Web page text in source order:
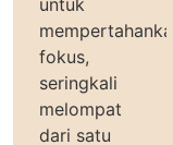
mempertahankan
fokus,
seringkali
melompat
dari satu